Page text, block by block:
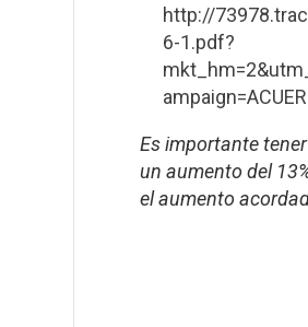
http://
6-1.pdf?
Es importante
un aumento del
el aumento